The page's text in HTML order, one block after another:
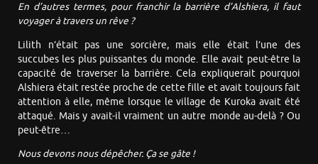
En d’autres termes, pour franchir la barrière d’Alshiera, il faut
voyager à travers un rêve ?
Lilith n’était pas une sorcière, mais elle était l’une des
succubes les plus puissantes du monde. Elle avait peut-être la
capacité de traverser la barrière. Cela expliquerait pourquoi
Alshiera était restée proche de cette fille et avait toujours fait
attention à elle, même lorsque le village de Kuroka avait été
attaqué. Mais y avait-il vraiment un autre monde au-delà ? Ou
peut-être…
Nous devons nous dépêcher. Ça se gâte !